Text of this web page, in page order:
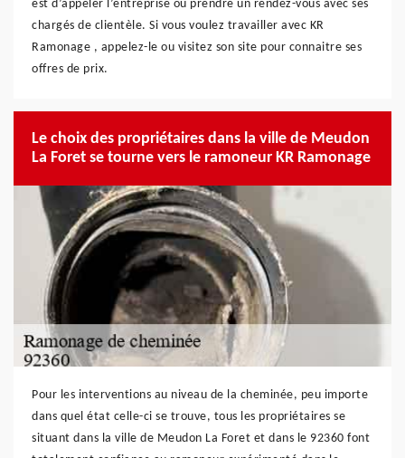
est d’appeler l’entreprise ou prendre un rendez-vous avec ses
chargés de clientèle. Si vous voulez travailler avec KR
Ramonage , appelez-le ou visitez son site pour connaitre ses
offres de prix.
Le choix des propriétaires dans la ville de Meudon
La Foret se tourne vers le ramoneur KR Ramonage
Pour les interventions au niveau de la cheminée, peu importe
dans quel état celle-ci se trouve, tous les propriétaires se
situant dans la ville de Meudon La Foret et dans le 92360 font